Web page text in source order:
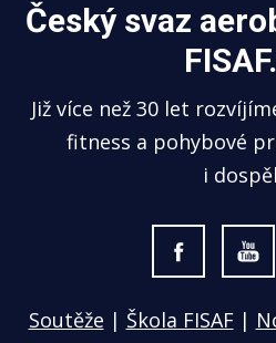
Český svaz
Již více než 30 let
fitness a pohybové
i
Soutěže | Škola FISAF|